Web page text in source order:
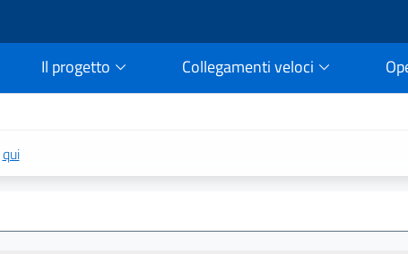
Il progetto Collegamenti veloci
qui